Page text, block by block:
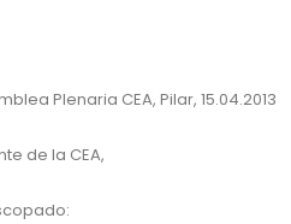
Plenaria CEA, Pilar, 15.04.2013
de la CEA,